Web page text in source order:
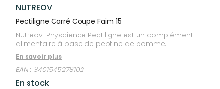
NUTREOV
Pectiligne Carré Coupe Faim 15
Nutreov-Physcience Pectiligne est un complément
alimentaire à base de peptine de pomme.
En savoir plus
EAN :3401545278102
En stock